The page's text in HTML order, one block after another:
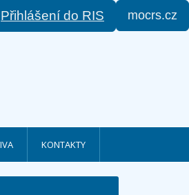
Přihlášení do RIS mocrs.cz
KONTAKTY